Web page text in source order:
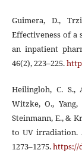
Guimera, D.,
Effectiveness of a
an inpatient
46(2), 223–225.
Heilingloh, C. S.,
Witzke, O.,
Steinmann, E., &
to UV irradiation.
1273–1275.https://